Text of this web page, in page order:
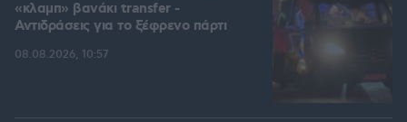
«κλαμπ» βανάκι transfer -
Αντιδράσεις για το ξέφρενο πάρτι
08.08.2026, 10:57